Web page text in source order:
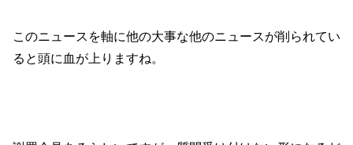
このニュースを軸に他の大事な他のニュースが削られてい
ると頭に血が上りますね。